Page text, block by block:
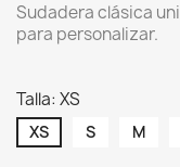
Sudadera clásica
para personalizar.
Talla: XS
XS S M